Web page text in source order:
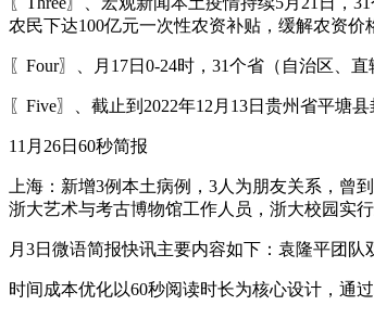
农民下达100亿元一次性农资补贴，缓解农资价
〖Four〗、月17日0-24时，31个省（自治区、
〖Five〗、截止到2022年12月13日贵州省平塘
11月26日60秒简报
上海：新增3例本土病例，3人为朋友关系，
浙大艺术与考古博物馆工作人员，浙大校园实行
月3日微语简报快讯主要内容如下：袁隆平团
时间成本优化以60秒阅读时长为核心设计，通